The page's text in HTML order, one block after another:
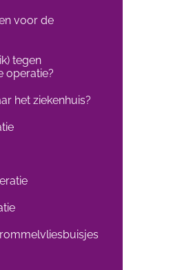
voor de
tegen
operatie?
het ziekenhuis?